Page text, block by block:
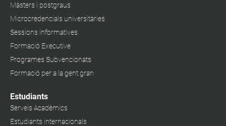
Màsters i postgraus
Microcredencials universitàries
Sessions informatives
Formació Executive
Programes Subvencionats
Formació per a la gent gran
Estudiants
Serveis Acadèmics
Estudiants internacionals